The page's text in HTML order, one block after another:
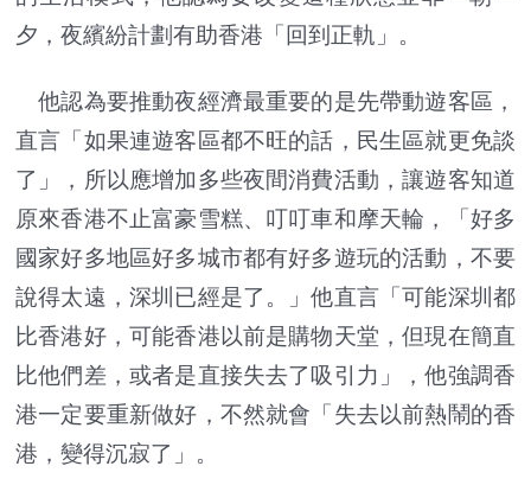
夕，夜繽紛計劃有助香港「回到正軌」。
他認為要推動夜經濟最重要的是先帶動遊客區，
直言「如果連遊客區都不旺的話，民生區就更免談
了」，所以應增加多些夜間消費活動，讓遊客知道
原來香港不止富豪雪糕、叮叮車和摩天輪，「好多
國家好多地區好多城市都有好多遊玩的活動，不要
說得太遠，深圳已經是了。」他直言「可能深圳都
比香港好，可能香港以前是購物天堂，但現在簡直
比他們差，或者是直接失去了吸引力」，他強調香
港一定要重新做好，不然就會「失去以前熱鬧的香
港，變得沉寂了」。